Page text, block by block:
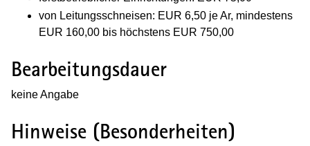
von Leitungsschneisen: EUR 6,50 je Ar, mindestens
EUR 160,00 bis höchstens EUR 750,00
Bearbeitungsdauer
keine Angabe
Hinweise (Besonderheiten)